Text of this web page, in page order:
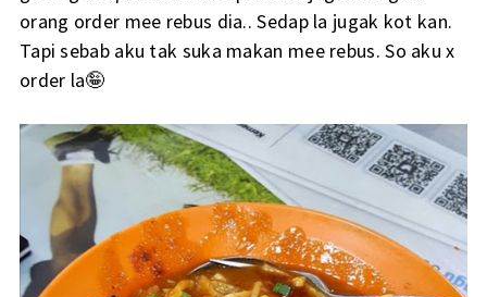
orang order mee rebus dia.. Sedap la jugak kot kan.
Tapi sebab aku tak suka makan mee rebus. So aku x
order la🤪